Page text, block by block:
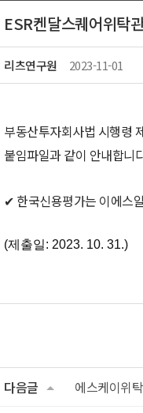
ESR켄달스퀘어위탁
리츠연구원 2023-11-01
부동산투자회사법 시행령
붙임파일과 같이 안내합니
✔ 한국신용평가는 이에스
(제출일: 2023. 10. 31.)
다음글 에스케이위